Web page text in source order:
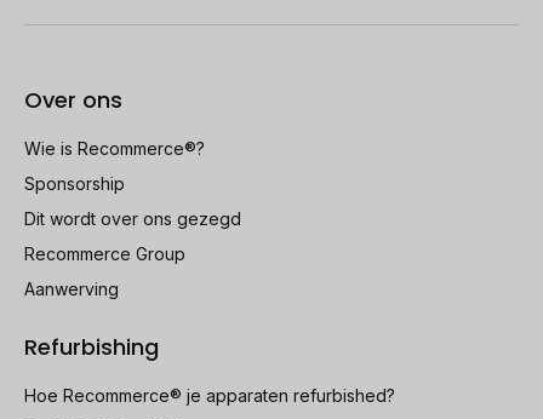
Over ons
Wie is Recommerce®?
Sponsorship
Dit wordt over ons gezegd
Recommerce Group
Aanwerving
Refurbishing
Hoe Recommerce® je apparaten refurbished?